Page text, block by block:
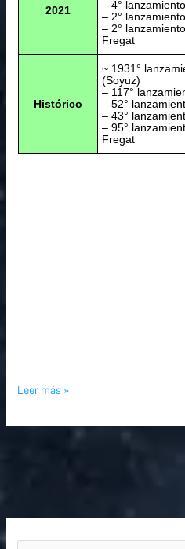
2021
– 4°
– 2°
– 2°
Fregat
Histórico
~ 1931°
(Soyuz)
– 117°
– 52°
– 43°
– 95°
Fregat
Leer más »